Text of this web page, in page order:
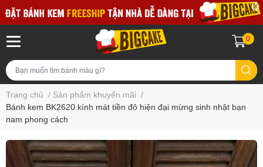
0
Trang chủ / Sản phẩm khuyến mãi /
Bánh kem BK2620 kính mát tiền đô hiện đại mừng sinh nhật bạn
nam phong cách